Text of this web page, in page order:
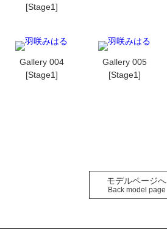
[Stage1]
Gallery 004
[Stage1]
Gallery 005
[Stage1]
モデルページへ
Back model page